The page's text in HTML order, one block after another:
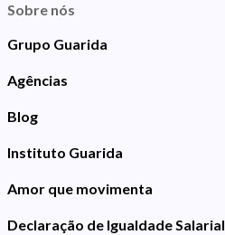
Sobre nós
Grupo Guarida
Agências
Blog
Instituto Guarida
Amor que movimenta
Declaração de Igualdade Salarial